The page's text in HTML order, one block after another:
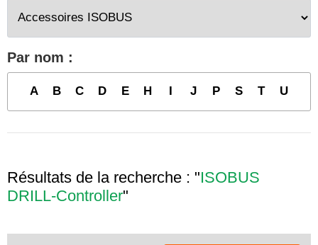
Par nom :
A B C D E H J P S T U
Résultats de la recherche : "ISOBUS
DRILL-Controller"